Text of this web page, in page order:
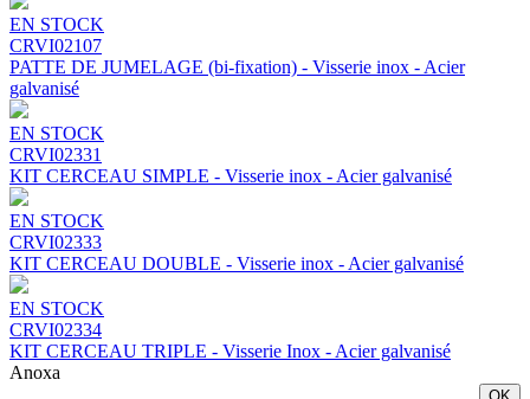
EN STOCK
CRVI02107
PATTE DE JUMELAGE (bi-fixation) - Visserie inox - Acier
galvanisé
EN STOCK
CRVI02331
KIT CERCEAU SIMPLE - Visserie inox - Acier galvanisé
EN STOCK
CRVI02333
KIT CERCEAU DOUBLE - Visserie inox - Acier galvanisé
EN STOCK
CRVI02334
KIT CERCEAU TRIPLE - Visserie Inox - Acier galvanisé
Anoxa